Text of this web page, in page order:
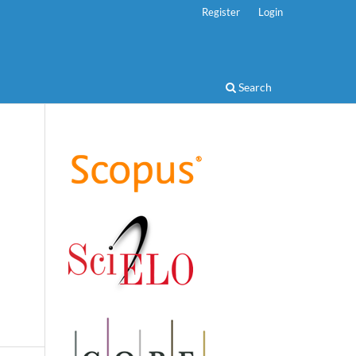
Search
Register Login